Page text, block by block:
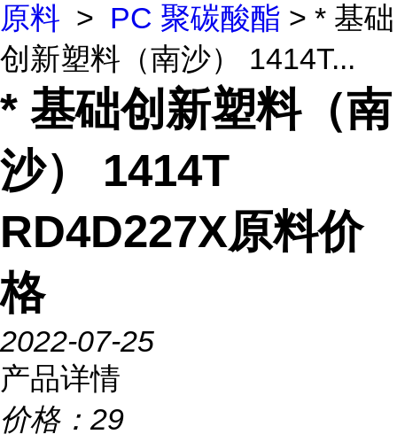
原料 > PC 聚碳酸酯 > * 基础
创新塑料（南沙） 1414T...
* 基础创新塑料（南
沙） 1414T
RD4D227X原料价
格
2022-07-25
产品详情
价格： 29